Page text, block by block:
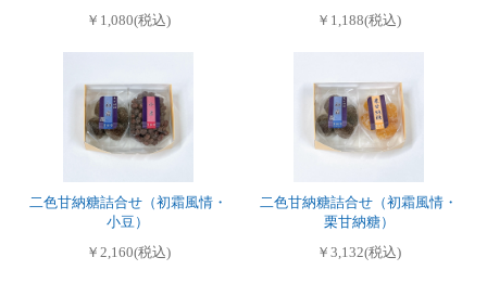
￥1,080(税込)
￥1,188(税込)
二色甘納糖詰合せ（初霜風情・
小豆）
￥2,160(税込)
二色甘納糖詰合せ（初霜風情・
栗甘納糖）
￥3,132(税込)